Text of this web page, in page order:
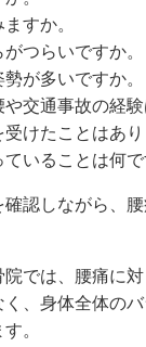
すか。
つらいですか。
が多いですか。
交通事故の経験
けたことはあり
いることは何で
確認しながら、
院では、腰痛に
、身体全体の
。